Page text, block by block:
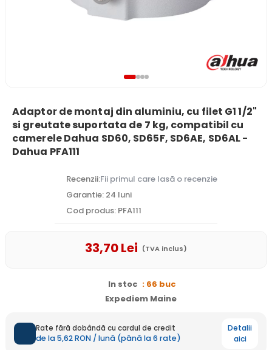
Adaptor de montaj din aluminiu, cu filet G1 1/2"
si greutate suportata de 7 kg, compatibil cu
camerele Dahua SD60, SD65F, SD6AE, SD6AL -
Dahua PFA111
Recenzii:Fii primul care lasă o recenzie
Garantie: 24 luni
Cod produs: PFA111
33,70Lei (TVA inclus)
In stoc : 66 buc
Expediem Maine
Rate fără dobândă cu cardul de credit
de la 5,62 RON / lună (până la 6 rate)
Detalii
aici